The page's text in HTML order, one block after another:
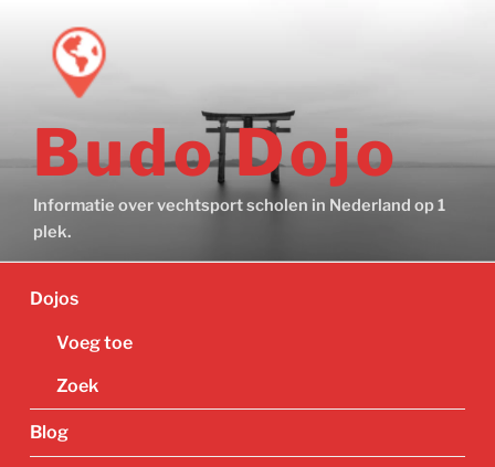
Budo Dojo
Informatie over vechtsport scholen in Nederland op 1
plek.
Dojos
Voeg toe
Zoek
Blog